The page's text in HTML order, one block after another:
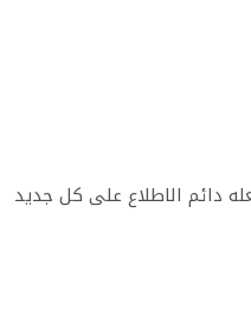
دائم الاطلاع على كل جديد